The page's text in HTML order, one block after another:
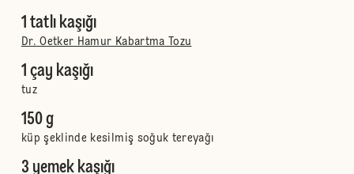
1 tatlı kaşığı
Dr. Oetker Hamur Kabartma Tozu
1 çay kaşığı
tuz
150 g
küp şeklinde kesilmiş soğuk tereyağı
3 yemek kaşığı